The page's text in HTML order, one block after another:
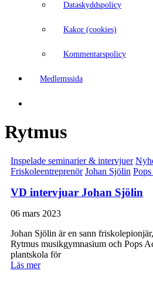
Dataskyddspolicy
Kakor (cookies)
Kommentarspolicy
Medlemssida
Rytmus
Inspelade seminarier & intervjuer
Friskoleentreprenör Johan Sjölin
VD intervjuar Johan Sjölin
06 mars 2023
Johan Sjölin är en sann
Rytmus musikgymnasium och Pops
plantskola för
Läs mer